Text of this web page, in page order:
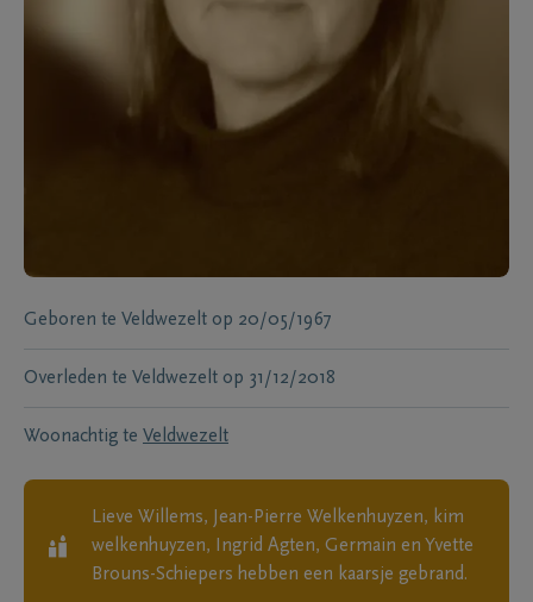
Geboren te Veldwezelt op 20/05/1967
Overleden te Veldwezelt op 31/12/2018
Woonachtig te Veldwezelt
Lieve Willems, Jean-Pierre Welkenhuyzen, kim
welkenhuyzen, Ingrid Agten, Germain en Yvette
Brouns-Schiepers hebben een kaarsje gebrand.